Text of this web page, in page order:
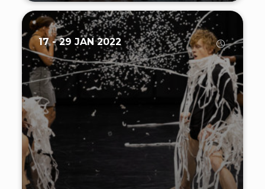
17 - 29 JAN 2022